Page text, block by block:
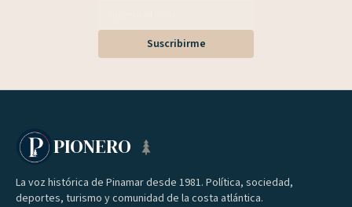
Suscribirme
PIONERO
La voz histórica de Pinamar desde 1981. Política, sociedad,
deportes, turismo y comunidad de la costa atlántica.